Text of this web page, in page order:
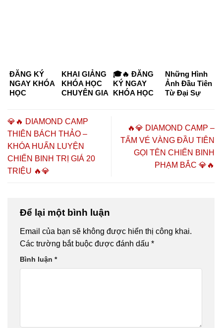
ĐĂNG KÝ
NGAY KHÓA
HỌC
SINH KHÓA
K6 & K7
KHAI GIẢNG
KHÓA HỌC
CHUYÊN GIA
CHĂM SÓC
SỨC KHỎE
CHỦ ĐỘNG
2026 TẠI TP.
HỒ CHÍ
NGHIỆP
🎓🔥 ĐĂNG
KÝ NGAY
KHÓA HỌC
CHĂM SÓC
SỨC KHỎE
CHỦ ĐỘNG
2026 🔥🎓
Những Hình
Ảnh Đầu Tiên
Từ Đại Sự
Thịnh
Vượng”
💎🔥 DIAMOND CAMP
THIÊN BÁCH THẢO –
KHÓA HUẤN LUYỆN
CHIẾN BINH TRỊ GIÁ 20
TRIỆU 🔥💎
🔥💎 DIAMOND CAMP –
TẤM VÉ VÀNG ĐẦU TIÊN
GỌI TÊN CHIẾN BINH
PHẠM BẮC 💎🔥
Để lại một bình luận
Email của bạn sẽ không được hiển thị công khai.
Các trường bắt buộc được đánh dấu *
Bình luận *